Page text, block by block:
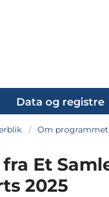
Data og registre
Om programmet
fra Et
2025